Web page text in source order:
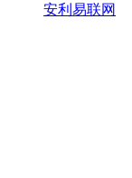
安利易联网